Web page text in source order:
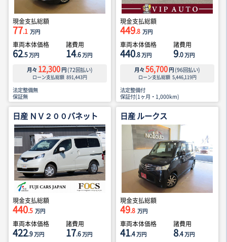
現金支払総額
77.1 万円
車両本体価格
62.5万円
諸費用
14.6万円
月々 12,300 円 (72回払い)
ローン支払総額 891,443円
法定整備無
保証無
現金支払総額
449.8 万円
車両本体価格
440.8万円
諸費用
9.0万円
月々 56,700 円 (96回払い)
ローン支払総額 5,446,119円
法定整備付
保証付(1ヶ月・1,000km)
日産 ＮＶ２００バネット
現金支払総額
440.5 万円
車両本体価格
422.9万円
諸費用
17.6万円
日産 ルークス
現金支払総額
49.8 万円
車両本体価格
41.4万円
諸費用
8.4万円